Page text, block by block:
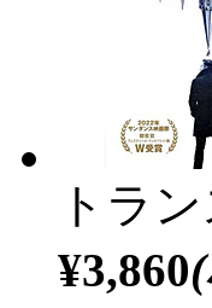
トラ
¥3,860